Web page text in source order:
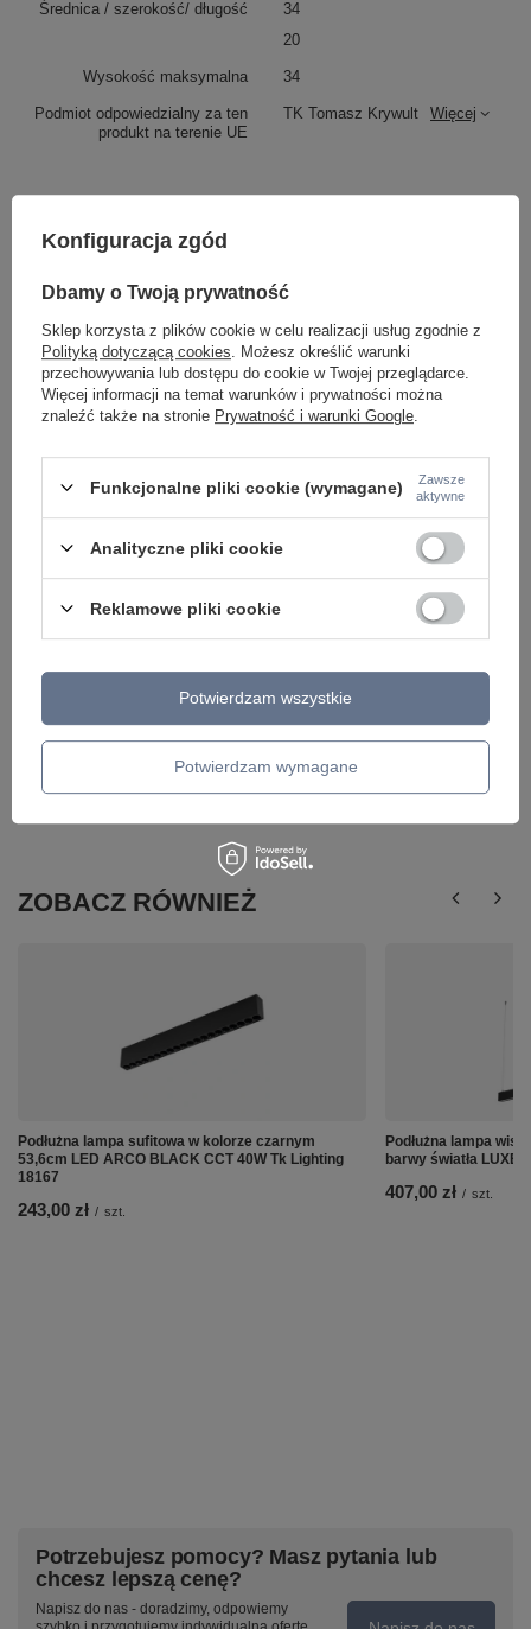
Podmiot odpowiedzialny za ten
produkt na terenie UE
TK Tomasz Krywult Więcej
Średnica / szerokość/ długość
34
20
Wysokość maksymalna 34
Z tej samej serii:
Żyrandol wiszący o średnicy 85cm z abażurkami z
lnu CANDI SABIA 6xE27 Tk Lighting 11072
1 199,00 zł / szt.
ZOBACZ RÓWNIEŻ
Podłużna lampa sufitowa w kolorze czarnym
53,6cm LED ARCO BLACK CCT 40W Tk Lighting
18167
243,00 zł / szt.
Podłużna lampa
barwy światła LUXE
407,00 zł / szt.
Potrzebujesz pomocy? Masz pytania lub
chcesz lepszą cenę?
Napisz do nas - doradzimy, odpowiemy
Konfiguracja zgód
Dbamy o Twoją prywatność
Sklep korzysta z plików cookie w celu realizacji usług zgodnie z
Polityką dotyczącą cookies . Możesz określić warunki
przechowywania lub dostępu do cookie w Twojej przeglądarce.
Więcej informacji na temat warunków i prywatności można
znaleźć także na stronie Prywatność i warunki Google
Funkcjonalne pliki cookie (wymagane)
Zawsze
aktywne
Analityczne pliki cookie
Reklamowe pliki cookie
Potwierdzam wymagane
Potwierdzam wszystkie